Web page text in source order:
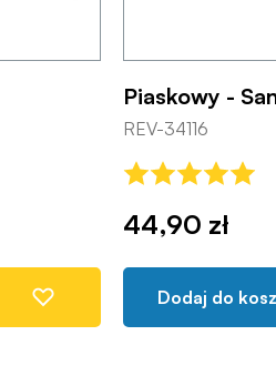
Piaskowy -
REV-34116
44,90 zł
Dodaj do